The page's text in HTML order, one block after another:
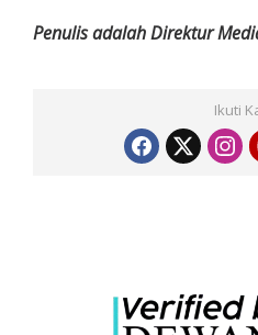
Penulis adalah Direktur
Ikuti